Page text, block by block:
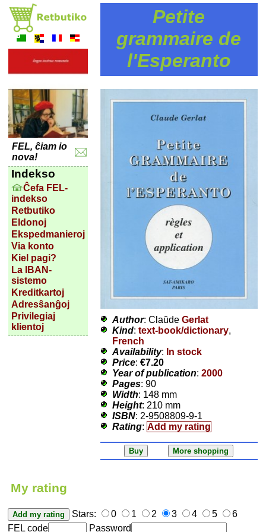
FEL, ĉiam io
nova!
Indekso
Ĉefa FEL-
indekso
Retbutiko
Eldonoj
Ekspedmanieroj
Via konto
Kiel pagi?
La IBAN-
sistemo
Kreditkartoj
Adresŝanĝoj
Privilegiaj
klientoj
Petite
grammaire de
l'Esperanto
Author: Claŭde Gerlat
Kind: text-book/dictionary,
French
Availability: In stock
Price: €7.20
Year of publication: 2000
Pages: 90
Width: 148 mm
Height: 210 mm
ISBN: 2-9508809-9-1
Rating: Add my rating
My rating
Stars: 0 1 2 3 4 5
6
FEL code
Password